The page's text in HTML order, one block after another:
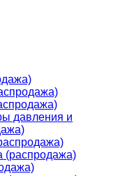
давления и
(распродажа)